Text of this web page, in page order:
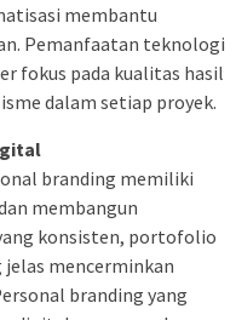
membantu
Pemanfaatan teknologi
fokus pada kualitas hasil
dalam setiap proyek.
branding memiliki
membangun
konsisten, portofolio
jelas mencerminkan
branding yang